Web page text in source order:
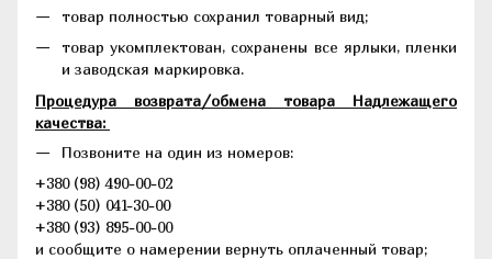
товар полностью сохранил товарный вид;
товар укомплектован, сохранены все ярлыки, пленки
и заводская маркировка.
Процедура возврата/обмена товара Надлежащего
качества:
Позвоните на один из номеров:
+380 (98) 490-00-02
+380 (50) 041-30-00
+380 (93) 895-00-00
и сообщите о намерении вернуть оплаченный товар;